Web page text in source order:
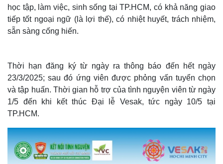
học tập, làm việc, sinh sống tại TP.HCM, có khả năng giao
tiếp tốt ngoại ngữ (là lợi thế), có nhiệt huyết, trách nhiệm,
sẵn sàng cống hiến.
Thời hạn đăng ký từ ngày ra thông báo đến hết ngày
23/3/2025; sau đó ứng viên được phỏng vấn tuyển chọn
và tập huấn. Thời gian hỗ trợ của tình nguyện viên từ ngày
1/5 đến khi kết thúc Đại lễ Vesak, tức ngày 10/5 tại
TP.HCM.